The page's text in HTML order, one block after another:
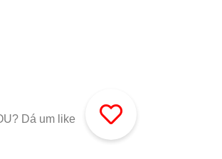
Dá um like